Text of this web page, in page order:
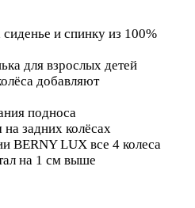
и спинку из 100%
для взрослых детей
добавляют
подноса
задних колёсах
BERNY LUX все 4 колеса
на 1 см выше